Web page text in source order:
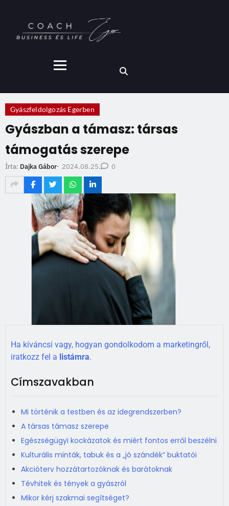
Gyászfeldolgozás Egerben
Gyászban a támasz: társas
támogatás szerepe
Írta: Dajka Gábor- 2024.08.25. 0
Ha kíváncsi vagy, hogyan gondolkodom a marketingről,
iratkozz fel a listámra.
Címszavakban
Mi történik a testben és az idegrendszerben?
A társas támasz szerepe
Egészségügyi kockázatok és miért fontos erről beszélni
Kulturális minták, tabuk és a „jó szándék” buktatói
Akcióterv hozzátartozóknak és barátoknak
Tévhitek és tények a gyászról
Mikor kérj szakmai segítséget?